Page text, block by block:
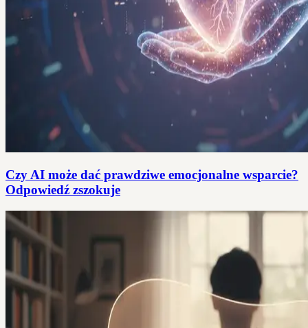
Czy AI może dać prawdziwe emocjonalne wsparcie?
Odpowiedź zszokuje